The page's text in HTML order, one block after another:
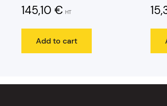
145,10€ HT
Add to cart